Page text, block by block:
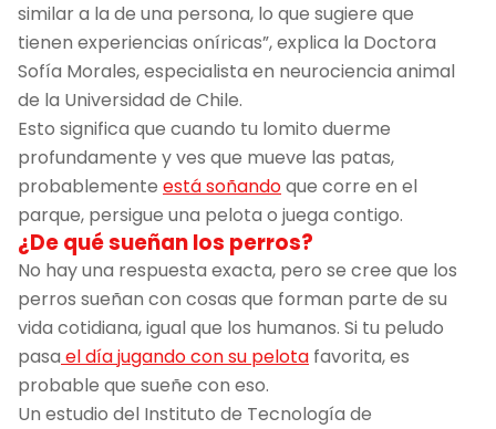
similar a la de una persona, lo que sugiere que
tienen experiencias oníricas”, explica la Doctora
Sofía Morales, especialista en neurociencia animal
de la Universidad de Chile.
Esto significa que cuando tu lomito duerme
profundamente y ves que mueve las patas,
probablemente está soñandoque corre en el
parque, persigue una pelota o juega contigo.
¿De qué sueñan los perros?
No hay una respuesta exacta, pero se cree que los
perros sueñan con cosas que forman parte de su
vida cotidiana, igual que los humanos. Si tu peludo
pasa el día jugando con su pelota favorita, es
probable que sueñe con eso.
Un estudio del Instituto de Tecnología de